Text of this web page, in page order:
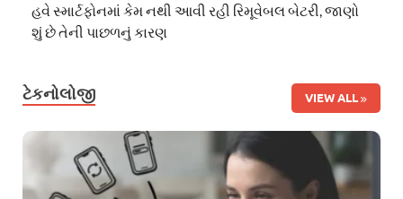
હવે સ્માર્ટફોનમાં કેમ નથી આવી રહી રિમૂવેબલ બેટરી, જાણો
શું છે તેની પાછળનું કારણ
ટેકનોલોજી VIEW ALL